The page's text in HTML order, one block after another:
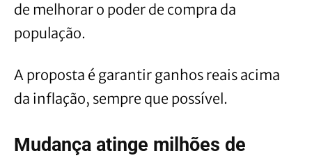
de melhorar o poder de compra da
população.
A proposta é garantir ganhos reais acima
da inflação, sempre que possível.
Mudança atinge milhões de